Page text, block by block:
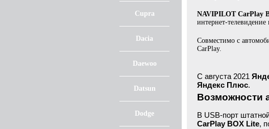
Cupra
Dacia
Daewoo
Datsun
Dodge
NAVIPILOT CarPlay
интернет-
Совместимо с
CarPlay.
С августа 2021
Яндекс Плюс.
Возможности
В USB-порт
CarPlay BOX Lite,